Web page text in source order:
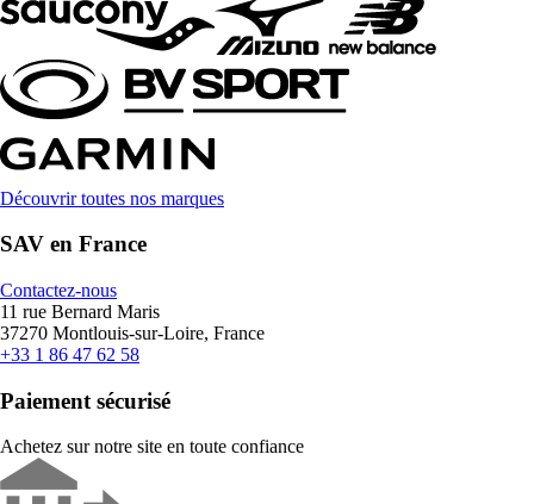
Découvrir toutes nos marques
SAV en France
Contactez-nous
11 rue Bernard Maris
37270 Montlouis-sur-Loire, France
+33 1 86 47 62 58
Paiement sécurisé
Achetez sur notre site en toute confiance